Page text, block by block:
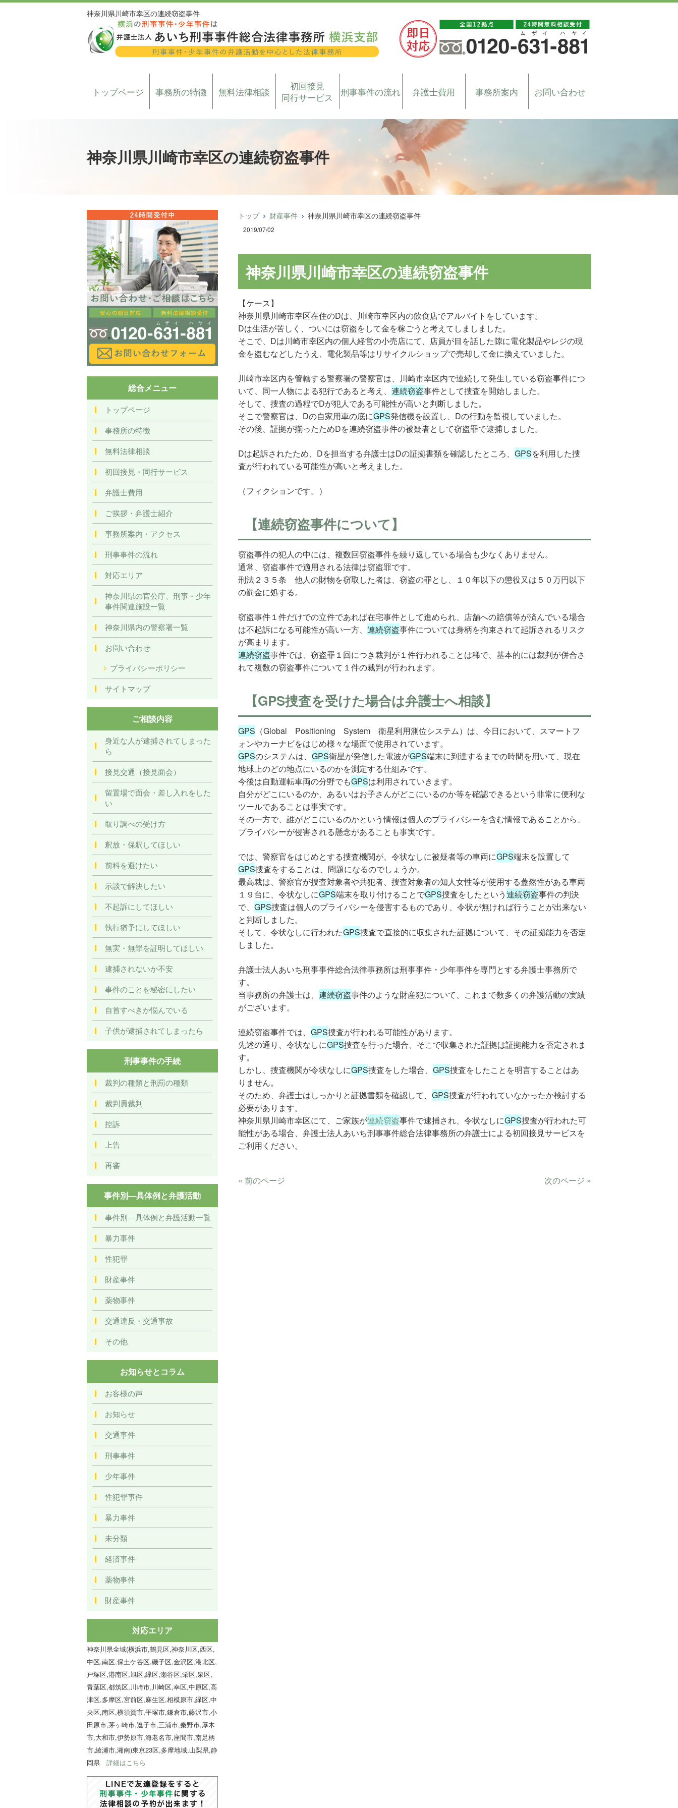
神奈川県川崎市幸区の連続窃盗事件
トップページ 事務所の特徴 無料法律相談
初回接見
同行サービス
刑事事件の流れ 弁護士費用 事務所案内 お問い合わせ
神奈川県川崎市幸区の連続窃盗事件
トップ 財産事件 神奈川県川崎市幸区の連続窃盗事件
2019/07/02
神奈川県川崎市幸区の連続窃盗事件
【ケース】
神奈川県川崎市幸区在住のDは、川崎市幸区内の飲食店でアルバイトをしています。
Dは生活が苦しく、ついには窃盗をして金を稼ごうと考えてしましました。
そこで、Dは川崎市幸区内の個人経営の小売店にて、店員が目を話した隙に電化製品やレジの現
金を盗むなどしたうえ、電化製品等はリサイクルショップで売却して金に換えていました。
川崎市幸区内を管轄する警察署の警察官は、川崎市幸区内で連続して発生している窃盗事件につ
いて、同一人物による犯行であると考え、 連続窃盗事件として捜査を開始しました。
そして、捜査の過程でDが犯人である可能性が高いと判断しました。
そこで警察官は、Dの自家用車の底にGPS発信機を設置し、Dの行動を監視していました。
その後、証拠が揃ったためDを連続窃盗事件の被疑者として窃盗罪で逮捕しました。
Dは起訴されたため、Dを担当する弁護士はDの証拠書類を確認したところ、 GPSを利用した捜
査が行われている可能性が高いと考えました。
（フィクションです。）
【連続窃盗事件について】
窃盗事件の犯人の中には、複数回窃盗事件を繰り返している場合も少なくありません。
通常、窃盗事件で適用される法律は窃盗罪です。
刑法２３５条 他人の財物を窃取した者は、窃盗の罪とし、１０年以下の懲役又は５０万円以下
の罰金に処する。
窃盗事件１件だけでの立件であれば在宅事件として進められ、店舗への賠償等が済んでいる場合
は不起訴になる可能性が高い一方、 連続窃盗事件については身柄を拘束されて起訴されるリスク
が高まります。
連続窃盗事件では、窃盗罪１回につき裁判が１件行われることは稀で、基本的には裁判が併合さ
れて複数の窃盗事件について１件の裁判が行われます。
【GPS捜査を受けた場合は弁護士へ相談】
GPS （Global Positioning System 衛星利用測位システム）は、今日において、スマートフ
ォンやカーナビをはじめ様々な場面で使用されています。
GPSのシステムは、 GPS衛星が発信した電波がGPS端末に到達するまでの時間を用いて、現在
地球上のどの地点にいるのかを測定する仕組みです。
今後は自動運転車両の分野でもGPSは利用されていきます。
自分がどこにいるのか、あるいはお子さんがどこにいるのか等を確認できるという非常に便利な
ツールであることは事実です。
その一方で、誰がどこにいるのかという情報は個人のプライバシーを含む情報であることから、
プライバシーが侵害される懸念があることも事実です。
では、警察官をはじめとする捜査機関が、令状なしに被疑者等の車両にGPS端末を設置して
GPS捜査をすることは、問題になるのでしょうか。
最高裁は、警察官が捜査対象者や共犯者、捜査対象者の知人女性等が使用する蓋然性がある車両
１９台に、令状なしにGPS端末を取り付けることでGPS捜査をしたという連続窃盗事件の判決
で、 GPS捜査は個人のプライバシーを侵害するものであり、令状が無ければ行うことが出来ない
と判断しました。
そして、令状なしに行われたGPS捜査で直接的に収集された証拠について、その証拠能力を否定
しました。
弁護士法人あいち刑事事件総合法律事務所は刑事事件・少年事件を専門とする弁護士事務所で
す。
当事務所の弁護士は、 連続窃盗事件のような財産犯について、これまで数多くの弁護活動の実績
がございます。
連続窃盗事件では、 GPS捜査が行われる可能性があります。
先述の通り、令状なしにGPS捜査を行った場合、そこで収集された証拠は証拠能力を否定されま
す。
しかし、捜査機関が令状なしにGPS捜査をした場合、 GPS捜査をしたことを明言することはあ
りません。
そのため、弁護士はしっかりと証拠書類を確認して、 GPS捜査が行われていなかったか検討する
必要があります。
神奈川県川崎市幸区にて、ご家族が連続窃盗事件で逮捕され、令状なしにGPS捜査が行われた可
能性がある場合、弁護士法人あいち刑事事件総合法律事務所の弁護士による初回接見サービスを
ご利用ください。
« 前のページ 次のページ »
総合メニュー
トップページ
事務所の特徴
無料法律相談
初回接見・同行サービス
弁護士費用
ご挨拶・弁護士紹介
事務所案内・アクセス
刑事事件の流れ
対応エリア
神奈川県の官公庁、刑事・少年
事件関連施設一覧
神奈川県内の警察署一覧
お問い合わせ
プライバシーポリシー
サイトマップ
ご相談内容
身近な人が逮捕されてしまった
ら
接見交通（接見面会）
留置場で面会・差し入れをした
い
取り調べの受け方
釈放・保釈してほしい
前科を避けたい
示談で解決したい
不起訴にしてほしい
執行猶予にしてほしい
無実・無罪を証明してほしい
逮捕されないか不安
事件のことを秘密にしたい
自首すべきか悩んでいる
子供が逮捕されてしまったら
刑事事件の手続
裁判の種類と刑罰の種類
裁判員裁判
控訴
上告
再審
事件別―具体例と弁護活動
事件別―具体例と弁護活動一覧
暴力事件
性犯罪
財産事件
薬物事件
交通違反・交通事故
その他
お知らせとコラム
お客様の声
お知らせ
交通事件
刑事事件
少年事件
性犯罪事件
暴力事件
未分類
経済事件
薬物事件
財産事件
対応エリア
神奈川県全域(横浜市,鶴見区,神奈川区,西区,
中区,南区,保土ケ谷区,磯子区,金沢区,港北区,
戸塚区,港南区,旭区,緑区,瀬谷区,栄区,泉区,
青葉区,都筑区,川崎市,川崎区,幸区,中原区,高
津区,多摩区,宮前区,麻生区,相模原市,緑区,中
央区,南区,横須賀市,平塚市,鎌倉市,藤沢市,小
田原市,茅ヶ崎市,逗子市,三浦市,秦野市,厚木
市,大和市,伊勢原市,海老名市,座間市,南足柄
市,綾瀬市,湘南)東京23区,多摩地域,山梨県,静
岡県 詳細はこちら